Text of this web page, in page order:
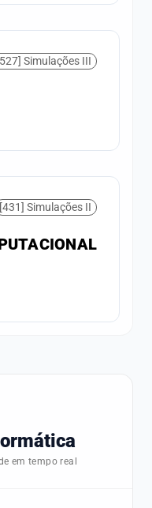
Simulações III
[431] Simulações II
em tempo real